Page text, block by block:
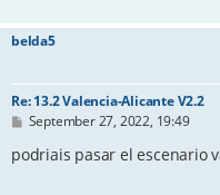
belda5
Re: 13.2 Valencia-Alicante V2.2
P
s
September 27, 2022, 19:49
podriais pasar el escenario